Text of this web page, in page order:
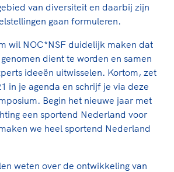
van diversiteit en daarbij zijn
gaan formuleren.
wil NOC*NSF duidelijk maken dat
dient te worden en samen
ideeën uitwisselen. Kortom, zet
in je agenda en schrijf je via deze
Begin het nieuwe jaar met
een sportend Nederland voor
we heel sportend Nederland
weten over de ontwikkeling van